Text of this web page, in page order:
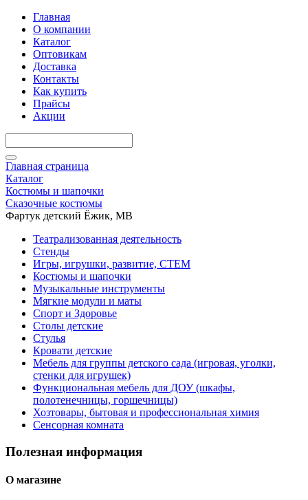
Главная
О компании
Каталог
Оптовикам
Доставка
Контакты
Как купить
Прайсы
Акции
Главная страница
Каталог
Костюмы и шапочки
Сказочные костюмы
Фартук детский Ёжик, МВ
Театрализованная деятельность
Стенды
Игры, игрушки, развитие, СТЕМ
Костюмы и шапочки
Музыкальные инструменты
Мягкие модули и маты
Спорт и Здоровье
Столы детские
Стулья
Кровати детские
Мебель для группы детского сада (игровая, уголки,
стенки для игрушек)
Функциональная мебель для ДОУ (шкафы,
полотенечницы, горшечницы)
Хозтовары, бытовая и профессиональная химия
Сенсорная комната
Полезная информация
О магазине